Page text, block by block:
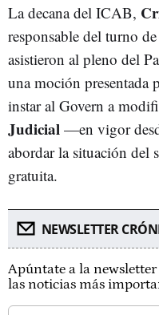
La decana del ICAB,
responsable del turno
asistieron al pleno del
una moción presentada
instar al Govern a
Judicial —en vigor
abordar la situación del
gratuita.
NEWSLETTER
Apúntate a la
las noticias más